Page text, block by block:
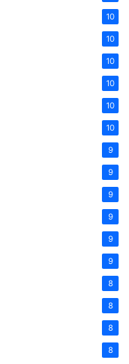
10
10
10
10
10
10
9
9
9
9
9
9
8
8
8
8